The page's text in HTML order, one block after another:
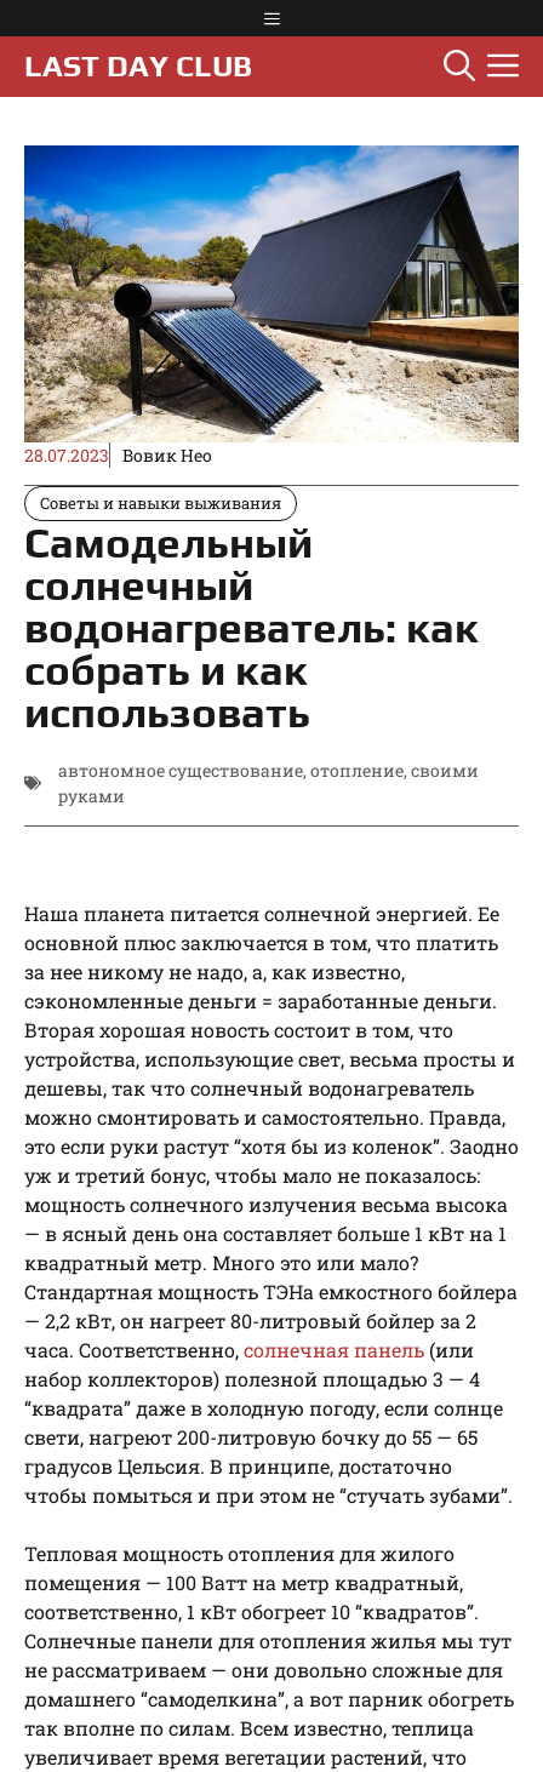
к
содержимому
Меню
LAST DAY CLUB
28.07.2023 Вовик Нео
Советы и навыки выживания
Самодельный
солнечный
водонагреватель: как
собрать и как
использовать
автономное существование, отопление, своими
руками
Наша планета питается солнечной энергией. Ее
основной плюс заключается в том, что платить
за нее никому не надо, а, как известно,
сэкономленные деньги = заработанные деньги.
Вторая хорошая новость состоит в том, что
устройства, использующие свет, весьма просты и
дешевы, так что солнечный водонагреватель
можно смонтировать и самостоятельно. Правда,
это если руки растут “хотя бы из коленок”. Заодно
уж и третий бонус, чтобы мало не показалось:
мощность солнечного излучения весьма высока
— в ясный день она составляет больше 1 кВт на 1
квадратный метр. Много это или мало?
Стандартная мощность ТЭНа емкостного бойлера
— 2,2 кВт, он нагреет 80-литровый бойлер за 2
часа. Соответственно,солнечная панель (или
набор коллекторов) полезной площадью 3 — 4
“квадрата” даже в холодную погоду, если солнце
свети, нагреют 200-литровую бочку до 55 — 65
градусов Цельсия. В принципе, достаточно
чтобы помыться и при этом не “стучать зубами”.
Тепловая мощность отопления для жилого
помещения — 100 Ватт на метр квадратный,
соответственно, 1 кВт обогреет 10 “квадратов”.
Солнечные панели для отопления жилья мы тут
не рассматриваем — они довольно сложные для
домашнего “самоделкина”, а вот парник обогреть
так вполне по силам. Всем известно, теплица
увеличивает время вегетации растений, что